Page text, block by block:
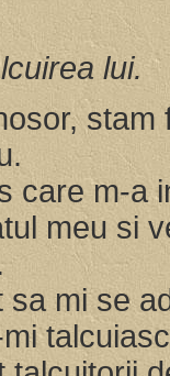
lui.
care m-a
meu si
sa mi se